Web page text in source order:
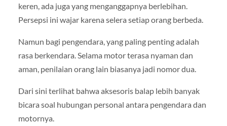
keren, ada juga yang menganggapnya berlebihan.
Persepsi ini wajar karena selera setiap orang berbeda.
Namun bagi pengendara, yang paling penting adalah
rasa berkendara. Selama motor terasa nyaman dan
aman, penilaian orang lain biasanya jadi nomor dua.
Dari sini terlihat bahwa aksesoris balap lebih banyak
bicara soal hubungan personal antara pengendara dan
motornya.